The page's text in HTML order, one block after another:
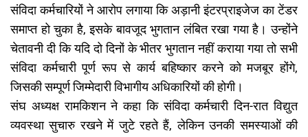
संविदा कर्मचारियों ने आरोप लगाया कि अड़ानी इंटरप्राइजेज का टेंडर
समाप्त हो चुका है, इसके बावजूद भुगतान लंबित रखा गया है। उन्होंने
चेतावनी दी कि यदि दो दिनों के भीतर भुगतान नहीं कराया गया तो सभी
संविदा कर्मचारी पूर्ण रूप से कार्य बहिष्कार करने को मजबूर होंगे,
जिसकी सम्पूर्ण जिम्मेदारी विभागीय अधिकारियों की होगी।
संघ अध्यक्ष रामकिशन ने कहा कि संविदा कर्मचारी दिन-रात विद्युत
व्यवस्था सुचारु रखने में जुटे रहते हैं, लेकिन उनकी समस्याओं की